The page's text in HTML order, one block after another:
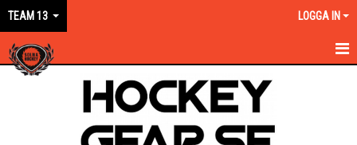
TEAM 13 LOGGA IN